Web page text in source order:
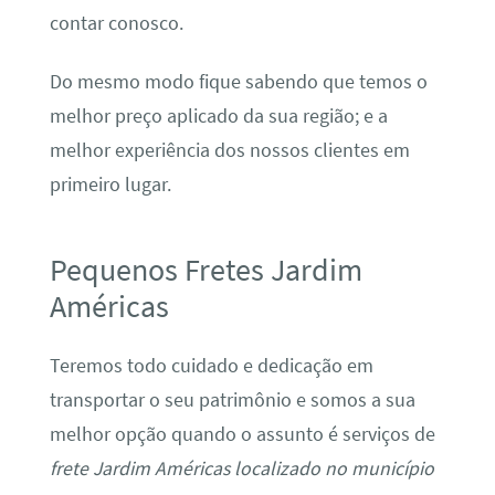
contar conosco.
Do mesmo modo fique sabendo que temos o
melhor preço aplicado da sua região; e a
melhor experiência dos nossos clientes em
primeiro lugar.
Pequenos Fretes Jardim
Américas
Teremos todo cuidado e dedicação em
transportar o seu patrimônio e somos a sua
melhor opção quando o assunto é serviços de
frete Jardim Américas localizado no município